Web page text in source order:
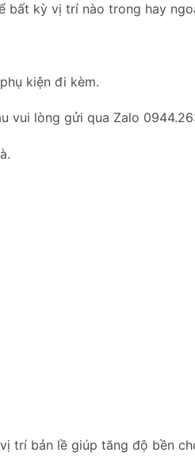
kỳ vị trí nào trong hay
kiện đi kèm.
vui lòng gửi qua Zalo
trí bản lề giúp tăng độ bền